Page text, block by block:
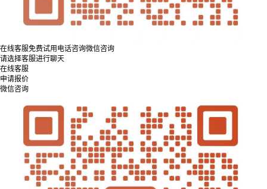
在线客服免费试用 电话咨询微信咨询
请选择客服进行聊天
在线客服
申请报价
微信咨询